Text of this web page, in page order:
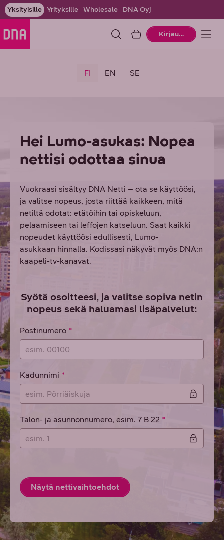
Yksityisille Yrityksille Wholesale DNA Oyj
OstoskoriKirjaudu
FI EN SE
Hei Lumo-asukas: Nopea
nettisi odottaa sinua
Vuokraasi sisältyy DNA Netti – ota se käyttöösi,
ja valitse nopeus, josta riittää kaikkeen, mitä
netiltä odotat: etätöihin tai opiskeluun,
pelaamiseen tai leffojen katseluun. Saat kaikki
nopeudet käyttöösi edullisesti, Lumo-
asukkaan hinnalla. Kodissasi näkyvät myös DNA:n
kaapeli-tv-kanavat.
Syötä osoitteesi, ja valitse sopiva netin
nopeus sekä haluamasi lisäpalvelut:
Osoitetiedot
Postinumero
Kadunnimi
Talon- ja asunnonnumero, esim. 7 B 22
Näytä nettivaihtoehdot